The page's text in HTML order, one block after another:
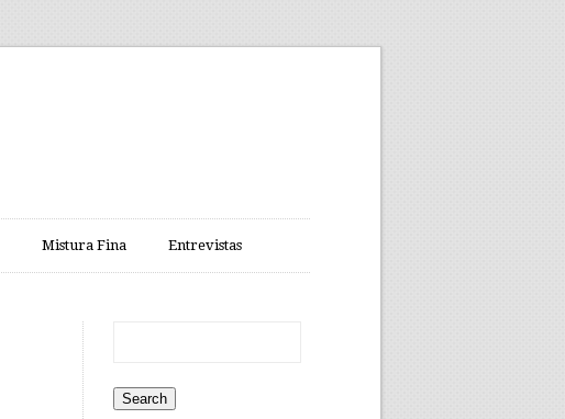
Mistura Fina Entrevistas